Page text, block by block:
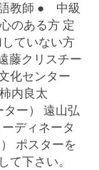
語教師 ● 中級
のある方 定
ていない方
藤クリスチー
化センター
内良太
ター） 遠山弘
ディネータ
ポスターを
て下さい。